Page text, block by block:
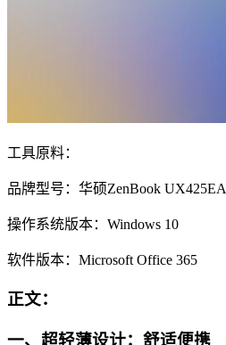
工具原料：
品牌型号：华硕ZenBook UX425EA
操作系统版本：Windows 10
软件版本：Microsoft Office 365
正文：
一、超轻薄设计：舒适便携